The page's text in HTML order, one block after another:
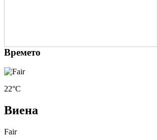
Времето
22°C
Виена
Fair